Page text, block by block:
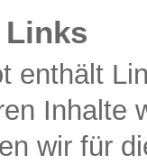
enthält
Inhalte
wir für